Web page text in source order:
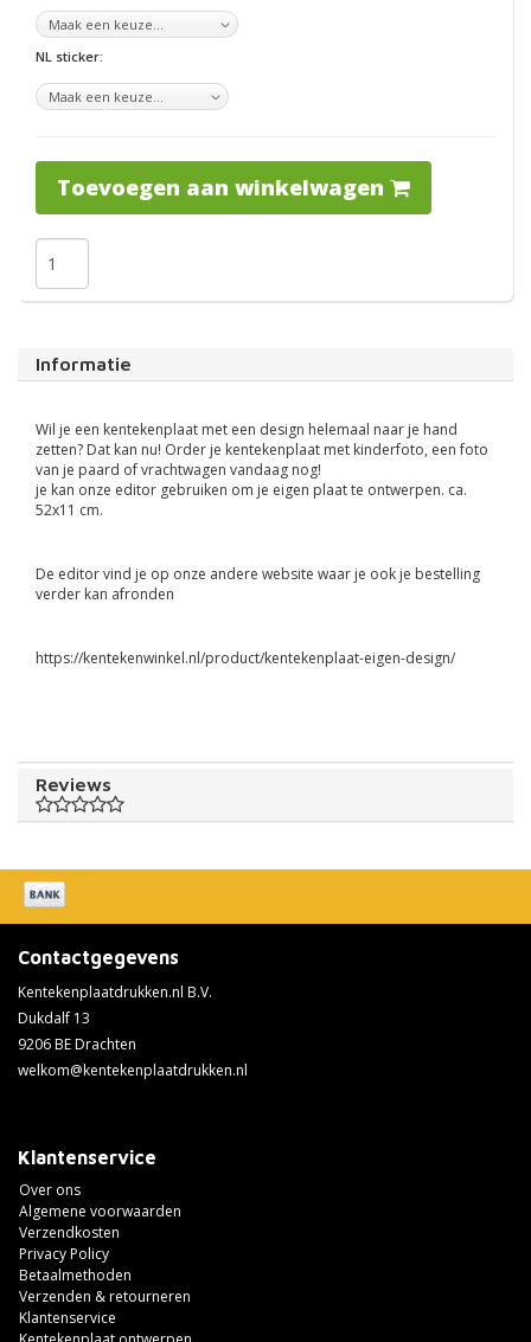
NL sticker:
Toevoegen aan winkelwagen
Informatie
Wil je een kentekenplaat met een design helemaal naar je hand
zetten? Dat kan nu! Order je kentekenplaat met kinderfoto, een foto
van je paard of vrachtwagen vandaag nog!
je kan onze editor gebruiken om je eigen plaat te ontwerpen. ca.
52x11 cm.
De editor vind je op onze andere website waar je ook je bestelling
verder kan afronden
https://kentekenwinkel.nl/product/kentekenplaat-eigen-design/
Reviews
Contactgegevens
Kentekenplaatdrukken.nl B.V.
Dukdalf 13
9206 BE Drachten
welkom@kentekenplaatdrukken.nl
Klantenservice
Over ons
Algemene voorwaarden
Verzendkosten
Privacy Policy
Betaalmethoden
Verzenden & retourneren
Klantenservice